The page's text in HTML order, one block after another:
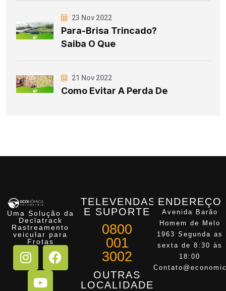
23 Nov 2022
Para-Brisa Trincado?
Saiba O Que
21 Nov 2022
Como Evitar A Perda De
Uma Solução da
Declatrack
Rastreamento
veicular para
Frotas
TELEVENDAS
E SUPORTE
0800
001
3002
OUTRAS
LOCALIDADES
ENDEREÇO
Avenida Barão
Homem de Melo
1963 Segunda as
sexta de 8:30 às
18:00